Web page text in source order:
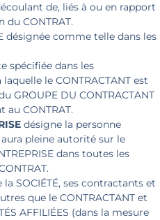
de, liés à ou en rapport
du CONTRAT.
désignée comme telle dans les
spécifiée dans les
laquelle le CONTRACTANT est
GROUPE DU CONTRACTANT
au CONTRAT.
désigne la personne
aura pleine autorité sur le
dans toutes les
la SOCIÉTÉ, ses contractants et
que le CONTRACTANT et
AFFILIÉES (dans la mesure